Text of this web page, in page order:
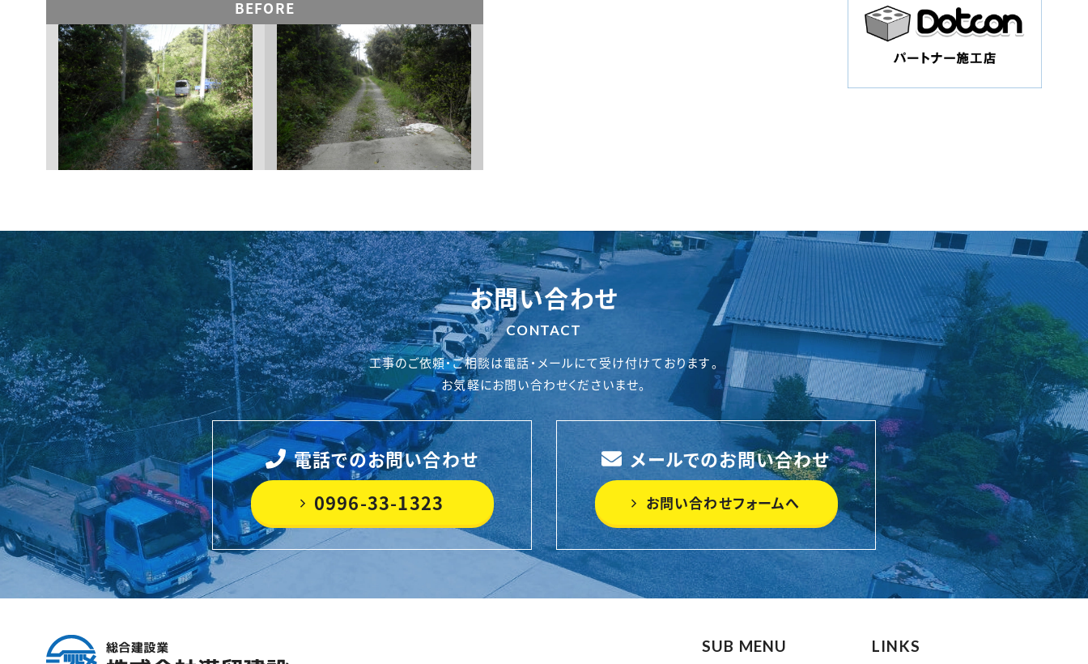
BEFORE
お問い合わせ
CONTACT
工事のご依頼・ご相談は電話・メールにて受け付けております。
お気軽にお問い合わせくださいませ。
電話でのお問い合わせ
0996-33-1323
メールでのお問い合わせ
お問い合わせフォームへ
SUB MENU LINKS